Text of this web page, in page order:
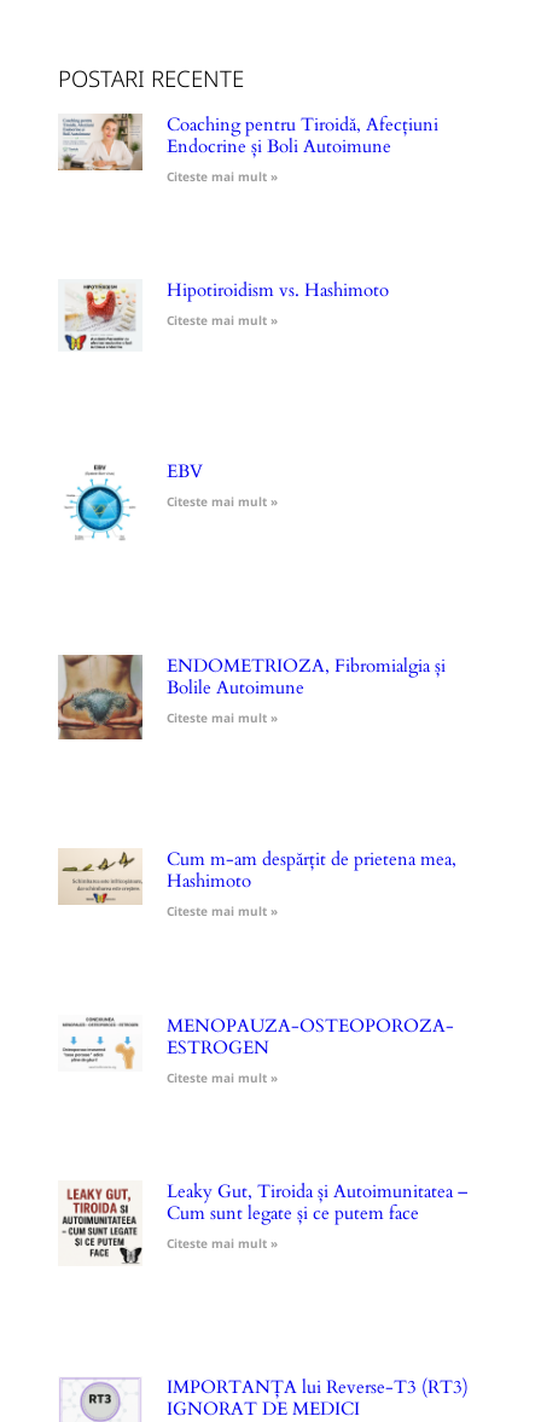
POSTARI RECENTE
Coaching pentru Tiroidă, Afecțiuni
Endocrine și Boli Autoimune
Citeste mai mult »
Hipotiroidism vs. Hashimoto
Citeste mai mult »
EBV
Citeste mai mult »
ENDOMETRIOZA, Fibromialgia și
Bolile Autoimune
Citeste mai mult »
Cum m-am despărțit de prietena mea,
Hashimoto
Citeste mai mult »
MENOPAUZA-OSTEOPOROZA-
ESTROGEN
Citeste mai mult »
Leaky Gut, Tiroida și Autoimunitatea –
Cum sunt legate și ce putem face
Citeste mai mult »
IMPORTANȚA lui Reverse-T3 (RT3)
IGNORAT DE MEDICI